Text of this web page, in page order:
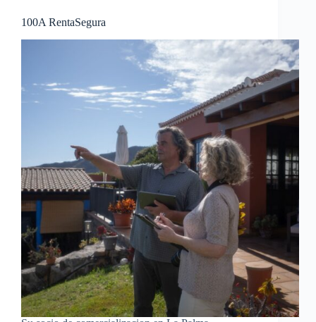
100A RentaSegura